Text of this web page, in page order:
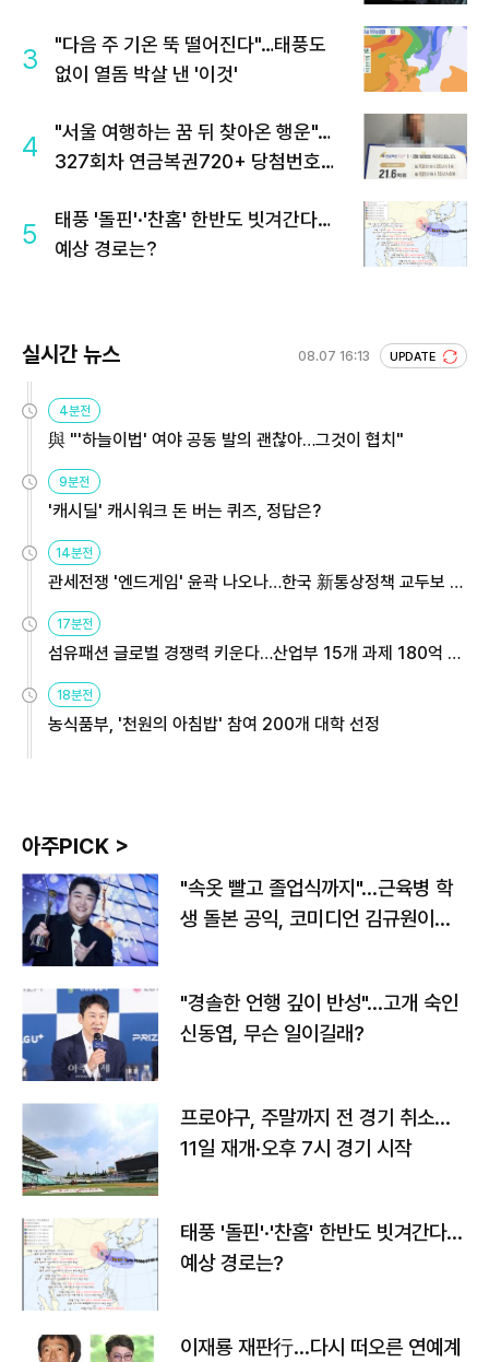
3
"다음 주 기온 뚝 떨어진다"…태풍도
없이 열돔 박살 낸 '이것'
4
"서울 여행하는 꿈 뒤 찾아온 행운"…
327회차 연금복권720+ 당첨번호조
5
태풍 '돌핀'·'찬홈' 한반도 빗겨간다…
예상 경로는?
실시간 뉴스 08.07 16:13 UPDATE
4분전
與 "'하늘이법' 여야 공동 발의 괜찮아…그것이 협치"
9분전
'캐시딜' 캐시워크 돈 버는 퀴즈, 정답은?
14분전
관세전쟁 '엔드게임' 윤곽 나오나…한국 新통상정책 교두보 활
용해야
17분전
섬유패션 글로벌 경쟁력 키운다…산업부 15개 과제 180억 지
원
18분전
농식품부, '천원의 아침밥' 참여 200개 대학 선정
아주PICK >
"속옷 빨고 졸업식까지"…근육병 학
생 돌본 공익, 코미디언 김규원이었
"경솔한 언행 깊이 반성"…고개 숙인
신동엽, 무슨 일이길래?
프로야구, 주말까지 전 경기 취소…
11일 재개·오후 7시 경기 시작
태풍 '돌핀'·'찬홈' 한반도 빗겨간다…
예상 경로는?
이재룡 재판行…다시 떠오른 연예계